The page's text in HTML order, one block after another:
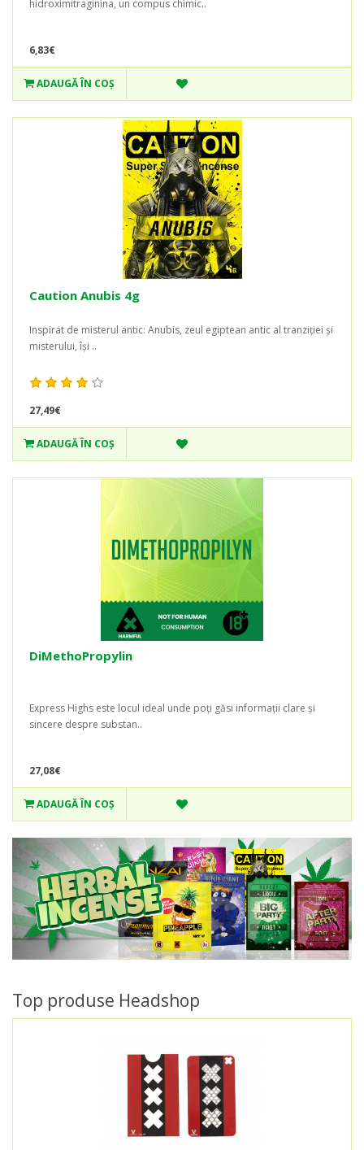
hidroximitraginina, un compus chimic..
6,83€
ADAUGĂ ÎN COŞ
Caution Anubis 4g
Inspirat de misterul antic: Anubis, zeul egiptean antic al tranziției și
misterului, își ..
27,49€
ADAUGĂ ÎN COŞ
DiMethoPropylin
Express Highs este locul ideal unde poți găsi informații clare și
sincere despre substan..
27,08€
ADAUGĂ ÎN COŞ
Top produse Headshop